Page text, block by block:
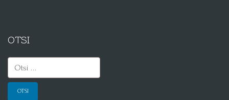
OTSI
Otsi: